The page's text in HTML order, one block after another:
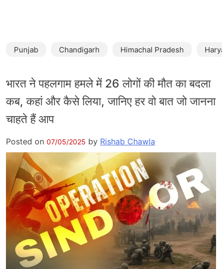
Punjab Chandigarh Himachal Pradesh
भारत ने पहलगाम हमले में 26 लोगों की मौत का बदला
कब, कहां और कैसे लिया, जानिए हर वो बात जो जानना
चाहते हैं आप
Posted on 07/05/2025 by Rishab Chawla